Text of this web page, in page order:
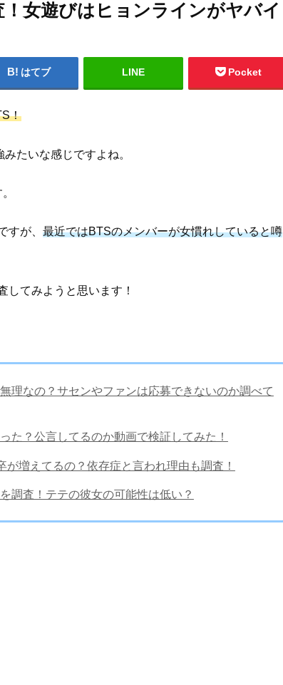
女遊びはヒョンラインがヤバイ
はてブ LINE Pocket
！
たいな感じですよね。
すが、 最近ではBTSのメンバーが女慣れしていると噂
してみようと思います！
理なの？サセンやファンは応募できないのか調べて
た？公言してるのか動画で検証してみた！
増えてるの？依存症と言われ理由も調査！
調査！テテの彼女の可能性は低い？